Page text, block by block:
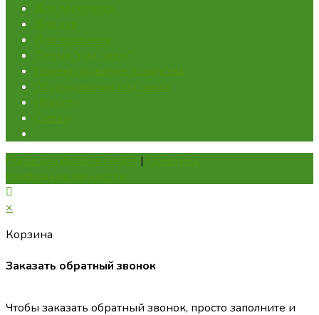
Для перепелов
Для кур
Для кроликов
Ферма "под ключ"
Проектирование хозяйства
Оборудование под заказ
Новости
Статьи
Политика файлов Cookie | Политика
конфиденциальности
×
Корзина
Заказать обратный звонок
Чтобы заказать обратный звонок, просто заполните и